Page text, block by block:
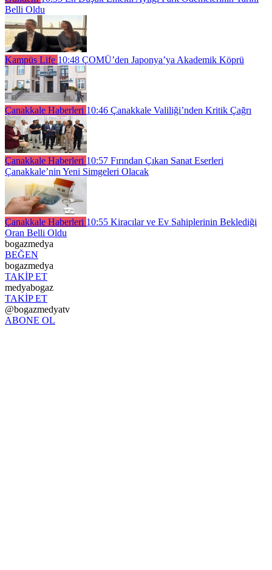
Belli Oldu
Kampüs Life 10:48 ÇOMÜ’den Japonya’ya Akademik Köprü
Çanakkale Haberleri 10:46 Çanakkale Valiliği’nden Kritik Çağrı
Çanakkale Haberleri 10:57 Fırından Çıkan Sanat Eserleri
Çanakkale’nin Yeni Simgeleri Olacak
Çanakkale Haberleri 10:55 Kiracılar ve Ev Sahiplerinin Beklediği
Oran Belli Oldu
bogazmedya
BEĞEN
bogazmedya
TAKİP ET
medyabogaz
TAKİP ET
@bogazmedyatv
ABONE OL